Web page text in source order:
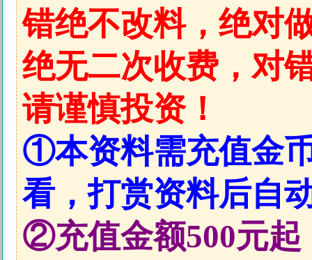
错绝不改料，绝对
绝无二次收费，对
请谨慎投资！
①本资料需充值金
看，打赏资料后自
②充值金额500元起